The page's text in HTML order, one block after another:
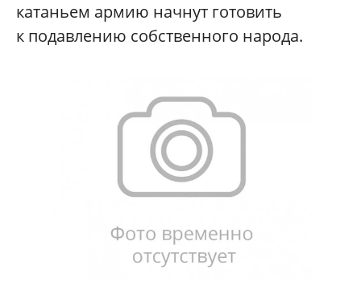
катаньем армию начнут готовить
к подавлению собственного народа.